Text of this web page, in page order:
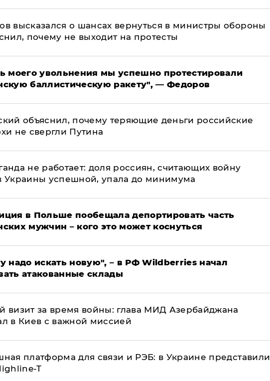
высказался о шансах вернуться в министры обороны
почему не выходит на протесты
моего увольнения мы успешно протестировали
баллистическую ракету", — Федоров
объяснил, почему теряющие деньги российские
не свергли Путина
не работает: доля россиян, считающих войну
Украины успешной, упала до минимума
в Польше пообещала депортировать часть
мужчин – кого это может коснуться
надо искать новую", – в РФ Wildberries начал
атакованные склады
визит за время войны: глава МИД Азербайджана
в Киев с важной миссией
платформа для связи и РЭБ: в Украине представили
T